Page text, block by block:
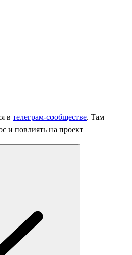
в телеграм-сообществе. Там
и повлиять на проект